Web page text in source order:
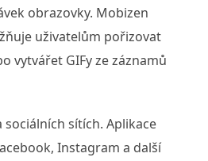
obrazovky. Mobizen
uživatelům pořizovat
vytvářet GIFy ze záznamů
sociálních sítích. Aplikace
Instagram a další